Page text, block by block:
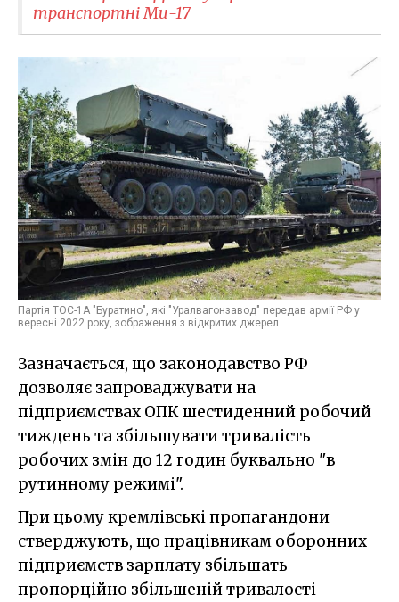
транспортні Ми-17
Партія ТОС-1А "Буратино", які "Уралвагонзавод" передав армії РФ у
вересні 2022 року, зображення з відкритих джерел
Зазначається, що законодавство РФ
дозволяє запроваджувати на
підприємствах ОПК шестиденний робочий
тиждень та збільшувати тривалість
робочих змін до 12 годин буквально "в
рутинному режимі".
При цьому кремлівські пропагандони
стверджують, що працівникам оборонних
підприємств зарплату збільшать
пропорційно збільшеній тривалості